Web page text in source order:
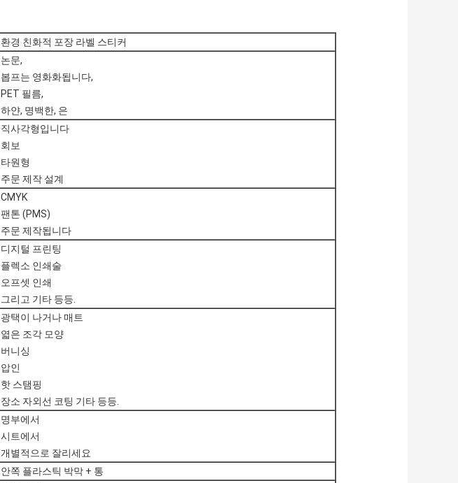
환경 친화적 포장 라벨 스티커
논문,
봅프는 영화화됩니다,
PET 필름,
하얀, 명백한, 은
직사각형입니다
회보
타원형
주문 제작 설계
CMYK
팬톤 (PMS)
주문 제작됩니다
디지털 프린팅
플렉소 인쇄술
오프셋 인쇄
그리고 기타 등등.
광택이 나거나 매트
엷은 조각 모양
버니싱
압인
핫 스탬핑
장소 자외선 코팅 기타 등등.
명부에서
시트에서
개별적으로 잘리세요
안쪽 플라스틱 박막 + 통